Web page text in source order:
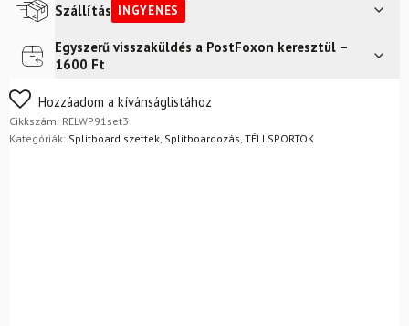
szett
mászó
övekkel
Fastec
Split
kötés
mennyiség
Szállítás INGYENES
Futár a címreIngyenes
FoxPost
Egyszerű visszaküldés a PostFoxon keresztül –
1600 Ft
Nem biztos a választásában? Semmi gond – a terméket
egyszerűen visszaküldheti 14 napon belül, indoklás nélkül.
Mik a visszaküldés feltételei?
Hozzáadom a kívánságlistához
Cikkszám: RELWP91set3
Kategóriák: Splitboard szettek, Splitboardozás, TÉLI SPORTOK